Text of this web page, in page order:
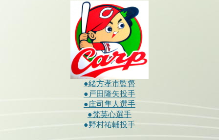
●緒方孝市監督
●戸田隆矢投手
●庄司隼人選手
●梵英心選手
●野村祐輔投手